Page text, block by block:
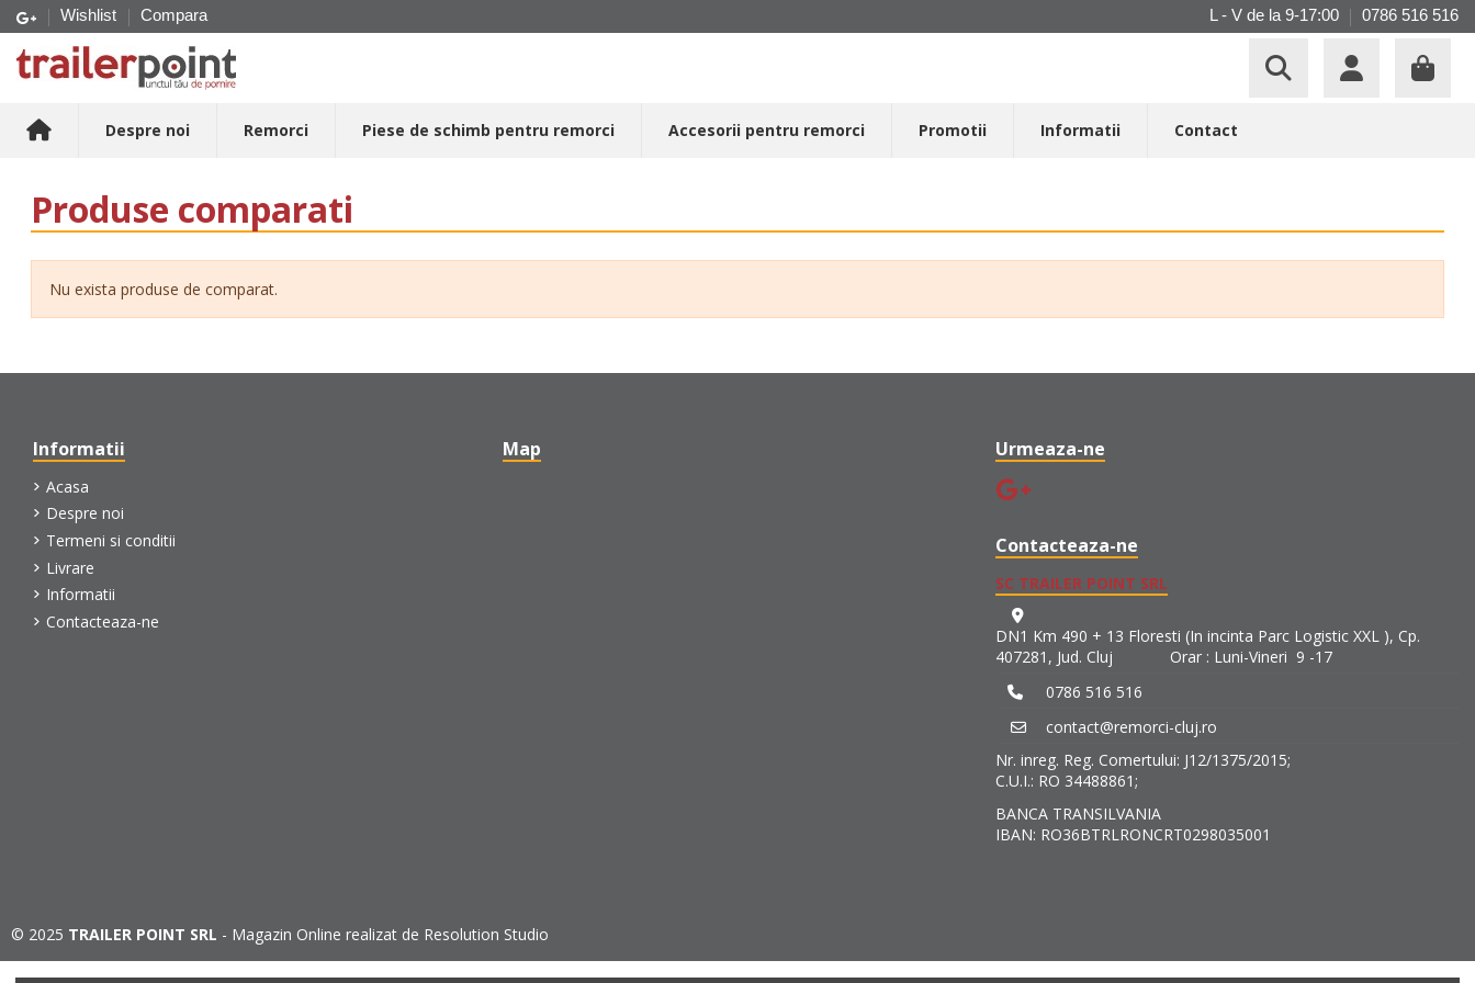
Wishlist Compara L - V de la 9-17:00 0786 516 516
Despre noi Remorci Piese de schimb pentru remorci Accesorii pentru remorci Promotii Informatii Contact
Produse comparati
Nu exista produse de comparat.
Informatii
Acasa
Despre noi
Termeni si conditii
Livrare
Informatii
Contacteaza-ne
Map Urmeaza-ne
Contacteaza-ne
SC TRAILER POINT SRL
DN1 Km 490 + 13 Floresti (In incinta Parc Logistic XXL ), Cp.
407281, Jud. Cluj Orar : Luni-Vineri 9 -17
0786 516 516
contact@remorci-cluj.ro
Nr. inreg. Reg. Comertului: J12/1375/2015;
C.U.I.: RO 34488861;
BANCA TRANSILVANIA
IBAN: RO36BTRLRONCRT0298035001
© 2025 TRAILER POINT SRL - Magazin Online realizat de Resolution Studio